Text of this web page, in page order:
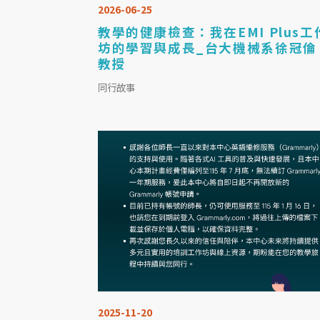
2026-06-25
教學的健康檢查：我在EMI Plus工
坊的學習與成長_台大機械系徐冠
教授
同行故事
2025-11-20